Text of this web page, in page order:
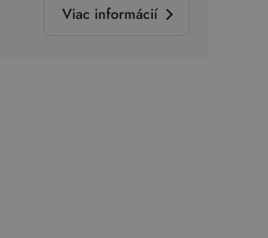
Viac informácií